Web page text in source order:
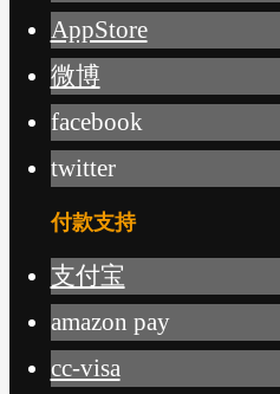
AppStore
微博
facebook
twitter
付款支持
支付宝
amazon pay
cc-visa